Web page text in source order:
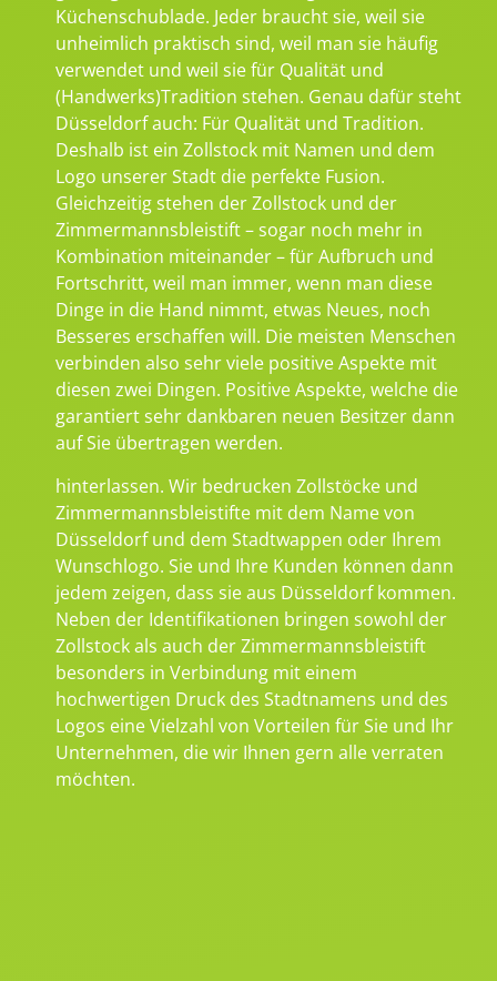
Küchenschublade. Jeder braucht sie, weil sie
unheimlich praktisch sind, weil man sie häufig
verwendet und weil sie für Qualität und
(Handwerks)Tradition stehen. Genau dafür steht
Düsseldorf auch: Für Qualität und Tradition.
Deshalb ist ein Zollstock mit Namen und dem
Logo unserer Stadt die perfekte Fusion.
Gleichzeitig stehen der Zollstock und der
Zimmermannsbleistift – sogar noch mehr in
Kombination miteinander – für Aufbruch und
Fortschritt, weil man immer, wenn man diese
Dinge in die Hand nimmt, etwas Neues, noch
Besseres erschaffen will. Die meisten Menschen
verbinden also sehr viele positive Aspekte mit
diesen zwei Dingen. Positive Aspekte, welche die
garantiert sehr dankbaren neuen Besitzer dann
auf Sie übertragen werden.
hinterlassen. Wir bedrucken Zollstöcke und
Zimmermannsbleistifte mit dem Name von
Düsseldorf und dem Stadtwappen oder Ihrem
Wunschlogo. Sie und Ihre Kunden können dann
jedem zeigen, dass sie aus Düsseldorf kommen.
Neben der Identifikationen bringen sowohl der
Zollstock als auch der Zimmermannsbleistift
besonders in Verbindung mit einem
hochwertigen Druck des Stadtnamens und des
Logos eine Vielzahl von Vorteilen für Sie und Ihr
Unternehmen, die wir Ihnen gern alle verraten
möchten.